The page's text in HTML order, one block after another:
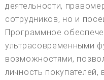
деятельности,
сотрудников, но и
Программное
ультрасовременными
возможностями,
личность